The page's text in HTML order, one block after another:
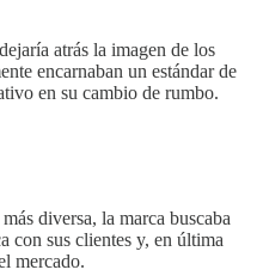
atrás la imagen de los
encarnaban un estándar de
en su cambio de rumbo.
diversa, la marca buscaba
con sus clientes y, en última
mercado.